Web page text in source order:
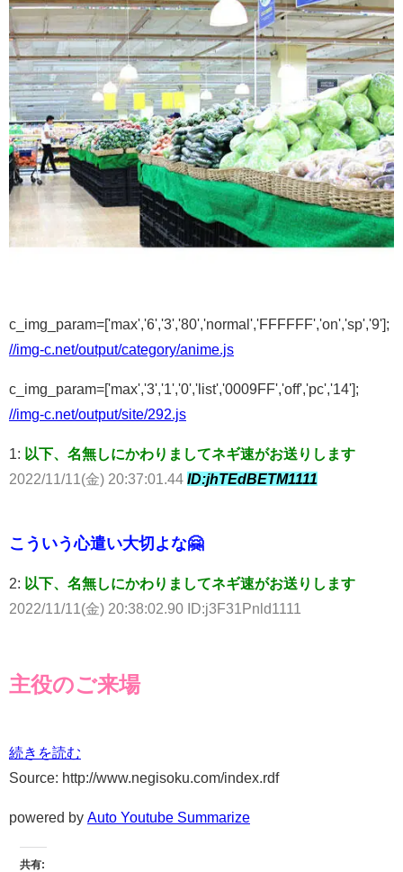
c_img_param=['max','6','3','80','normal','FFFFFF','on','sp','9'];
//img-c.net/output/category/anime.js
c_img_param=['max','3','1','0','list','0009FF','off','pc','14'];
//img-c.net/output/site/292.js
1: 以下、名無しにかわりましてネギ速がお送りします
2022/11/11(金) 20:37:01.44 ID:jhTEdBETM1111
こういう心遣い大切よな🤗
2: 以下、名無しにかわりましてネギ速がお送りします
2022/11/11(金) 20:38:02.90 ID:j3F31Pnld1111
主役のご来場
続きを読む
Source: http://www.negisoku.com/index.rdf
powered by Auto Youtube Summarize
共有: